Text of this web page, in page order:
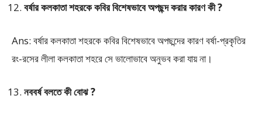
বর্ষার কলকাতা শহরকে কবির বিশেষভাবে অপছন্দ করার কারণ কী ?
Ans: বর্ষার কলকাতা শহরকে কবির বিশেষভাবে অপছন্দের কারণ বর্ষা-প্রকৃতির
রং-রসের লীলা কলকাতা শহরে সে ভালোভাবে অনুভব করা যায় না।
নববর্ষ বলতে কী বোঝ ?